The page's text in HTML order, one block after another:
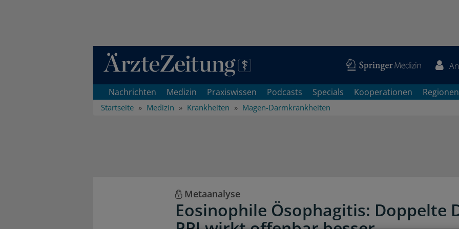
Direkt zum Inhaltsbereich
Nachrichten Medizin Praxiswissen Podcasts Specials Kooperationen Regionen
Startseite Medizin Krankheiten Magen-Darmkrankheiten
Metaanalyse
Eosinophile Ösophagitis: Doppelte